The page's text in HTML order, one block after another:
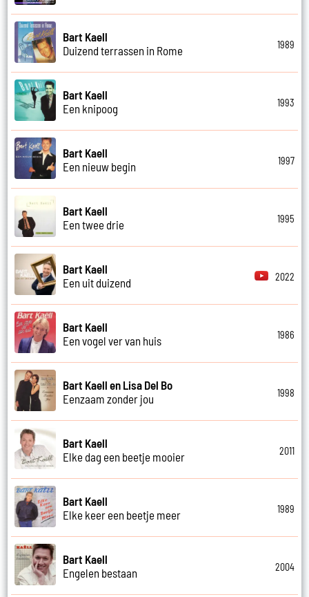
Bart Kaell
Duizend terrassen in Rome
1989
Bart Kaell
Een knipoog
1993
Bart Kaell
Een nieuw begin
1997
Bart Kaell
Een twee drie
1995
Bart Kaell
Een uit duizend
2022
Bart Kaell
Een vogel ver van huis
1986
Bart Kaell en Lisa Del Bo
Eenzaam zonder jou
1998
Bart Kaell
Elke dag een beetje mooier
2011
Bart Kaell
Elke keer een beetje meer
1989
Bart Kaell
Engelen bestaan
2004